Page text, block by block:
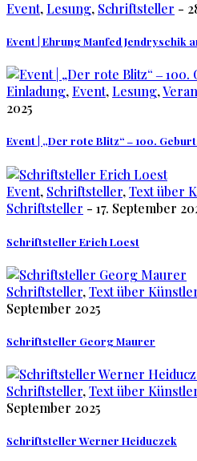
Event, Lesung, Schriftsteller -
Event | Ehrung Manfed Jendryschik
Einladung,Event, Lesung,
2025
Event | „Der rote Blitz“ ‒ 100.
Event, Schriftsteller,Text über
Schriftsteller - 17. September
Schriftsteller Erich Loest
Schriftsteller,Text über
September 2025
Schriftsteller Georg Maurer
Schriftsteller,Text über
September 2025
Schriftsteller Werner Heiduczek